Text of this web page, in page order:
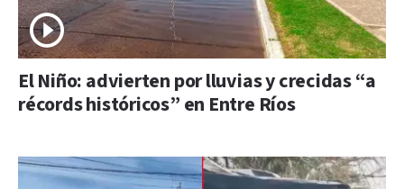
El Niño: advierten por lluvias y crecidas “a
récords históricos” en Entre Ríos